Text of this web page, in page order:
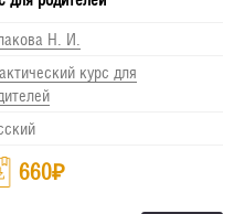
Н. И.
курс для
660₽